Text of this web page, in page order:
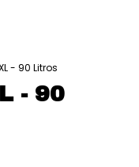
- 90 Litros
- 90